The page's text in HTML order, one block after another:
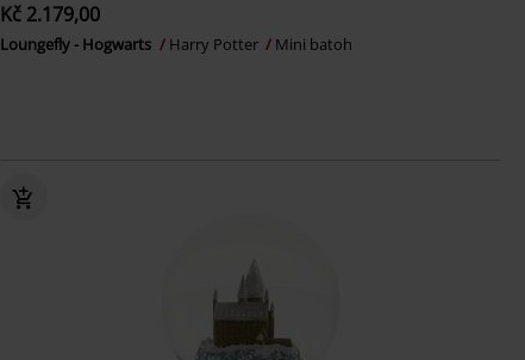
Kč 2.179,00
Loungefly - Hogwarts Harry Potter Mini batoh